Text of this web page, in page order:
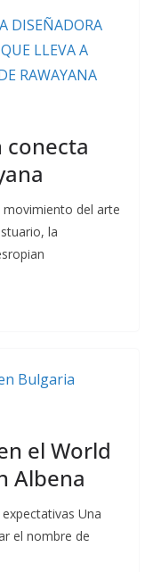
conecta
movimiento del arte
la
el World
Albena
Una
el nombre de